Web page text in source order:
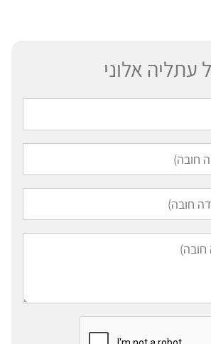
עתליה אלוני